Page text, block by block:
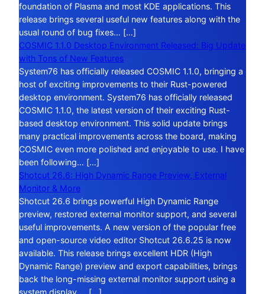
foundation of Plasma and most KDE applications. This
release brings several useful new features along with the
usual round of bug fixes… […]
COSMIC 1.1.0 Desktop Environment Released: Big Update
with Tons of New Features
System76 has officially released COSMIC 1.1.0, bringing a
host of exciting improvements to their Rust-powered
desktop environment. System76 has officially released
COSMIC 1.1.0, the latest version of their exciting Rust-
based desktop environment. This solid update brings
many practical improvements across the board, making
COSMIC even more polished and enjoyable to use. I have
been following… […]
Shotcut 26.6: High Dynamic Range Preview, External
Monitor & More
Shotcut 26.6 brings powerful High Dynamic Range
preview, restored external monitor support, and several
useful improvements. A new version of the popular free
and open-source video editor Shotcut 26.6.25 is now
available. This release brings excellent HDR (High
Dynamic Range) preview and export capabilities, brings
back the long-missing external monitor support using a
system display,… […]